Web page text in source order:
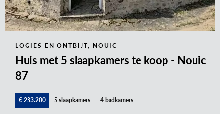
LOGIES EN ONTBIJT, NOUIC
Huis met 5 slaapkamers te koop - Nouic
87
€ 233.200 5 slaapkamers 4 badkamers